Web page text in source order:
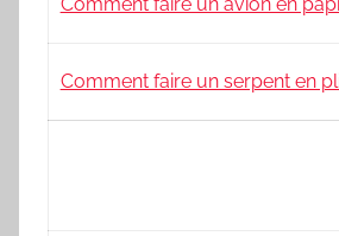
Comment faire un serpent en